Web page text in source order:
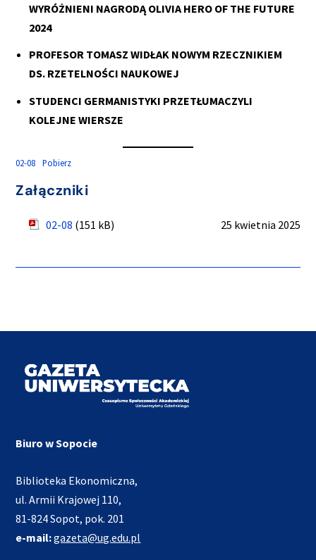
WYRÓŻNIENI NAGRODĄ OLIVIA HERO OF THE FUTURE
2024
PROFESOR TOMASZ WIDŁAK NOWYM RZECZNIKIEM
DS. RZETELNOŚCI NAUKOWEJ
STUDENCI GERMANISTYKI PRZETŁUMACZYLI
KOLEJNE WIERSZE
02-08 Pobierz
Załączniki
02-08 (151 kB) 25 kwietnia 2025
Biuro w Sopocie
Biblioteka Ekonomiczna,
ul. Armii Krajowej 110,
81-824 Sopot, pok. 201
e-mail:gazeta@ug.edu.pl